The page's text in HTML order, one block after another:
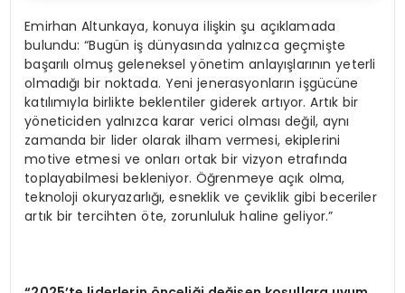
Emirhan Altunkaya, konuya ilişkin şu açıklamada
bulundu: “Bugün iş dünyasında yalnızca geçmişte
başarılı olmuş geleneksel yönetim anlayışlarının yeterli
olmadığı bir noktada. Yeni jenerasyonların işgücüne
katılımıyla birlikte beklentiler giderek artıyor. Artık bir
yöneticiden yalnızca karar verici olması değil, aynı
zamanda bir lider olarak ilham vermesi, ekiplerini
motive etmesi ve onları ortak bir vizyon etrafında
toplayabilmesi bekleniyor. Öğrenmeye açık olma,
teknoloji okuryazarlığı, esneklik ve çeviklik gibi beceriler
artık bir tercihten öte, zorunluluk haline geliyor.”